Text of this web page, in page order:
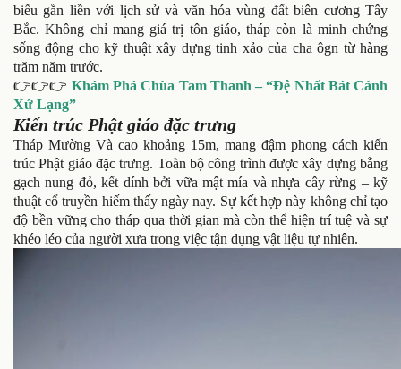
biểu gắn liền với lịch sử và văn hóa vùng đất biên cương Tây
Bắc. Không chỉ mang giá trị tôn giáo, tháp còn là minh chứng
sống động cho kỹ thuật xây dựng tinh xảo của cha ôgn từ hàng
trăm năm trước.
👉👉👉 Khám Phá Chùa Tam Thanh – “Đệ Nhất Bát Cảnh
Xứ Lạng”
Kiến trúc Phật giáo đặc trưng
Tháp Mường Và cao khoảng 15m, mang đậm phong cách kiến
trúc Phật giáo đặc trưng. Toàn bộ công trình được xây dựng bằng
gạch nung đỏ, kết dính bởi vữa mật mía và nhựa cây rừng – kỹ
thuật cổ truyền hiếm thấy ngày nay. Sự kết hợp này không chỉ tạo
độ bền vững cho tháp qua thời gian mà còn thể hiện trí tuệ và sự
khéo léo của người xưa trong việc tận dụng vật liệu tự nhiên.